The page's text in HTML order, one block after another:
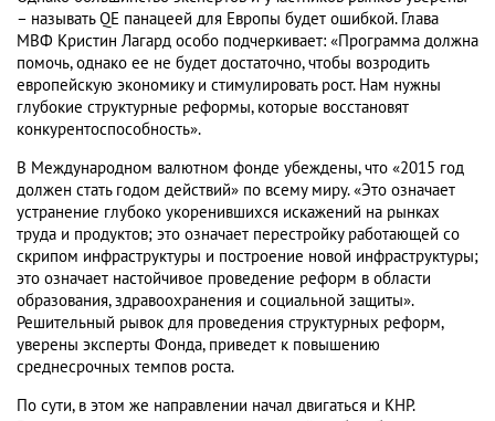
– называть QE панацеей для Европы будет ошибкой. Глава
МВФ Кристин Лагард особо подчеркивает: «Программа должна
помочь, однако ее не будет достаточно, чтобы возродить
европейскую экономику и стимулировать рост. Нам нужны
глубокие структурные реформы, которые восстановят
конкурентоспособность».
В Международном валютном фонде убеждены, что «2015 год
должен стать годом действий» по всему миру. «Это означает
устранение глубоко укоренившихся искажений на рынках
труда и продуктов; это означает перестройку работающей со
скрипом инфраструктуры и построение новой инфраструктуры;
это означает настойчивое проведение реформ в области
образования, здравоохранения и социальной защиты».
Решительный рывок для проведения структурных реформ,
уверены эксперты Фонда, приведет к повышению
среднесрочных темпов роста.
По сути, в этом же направлении начал двигаться и КНР.